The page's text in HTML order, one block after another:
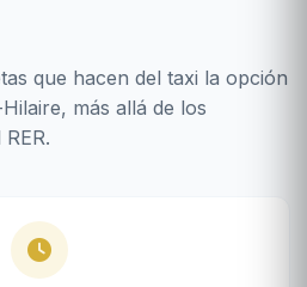
que hacen del taxi la opción
más allá de los